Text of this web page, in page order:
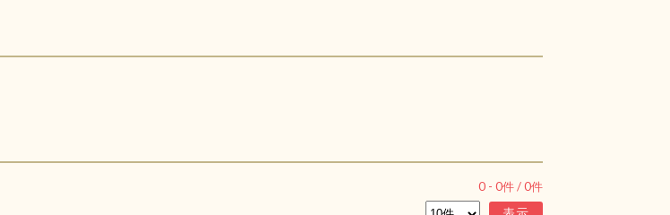
0 - 0件 /0件